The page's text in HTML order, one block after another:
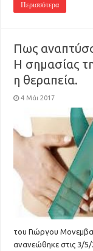
Περισσότερα
Πως
Η σημασίας
η θεραπεία.
4 Μάι 2017
του Γιώργου
ανανεώθηκε στις 3/